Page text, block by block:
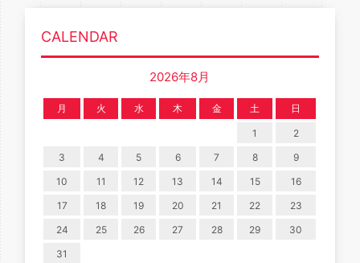
CALENDAR
2026年8月
月 火 水 木 金 土 日
1
2
3
4 5 6 7 8
9
10
11 12 13 14 15
16
17
18 19 20 21 22
23
24
25 26 27 28 29
30
31